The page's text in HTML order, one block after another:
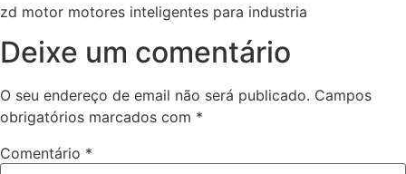
zd motor motores inteligentes para industria
Deixe um comentário
O seu endereço de email não será publicado. Campos
obrigatórios marcados com *
Comentário *